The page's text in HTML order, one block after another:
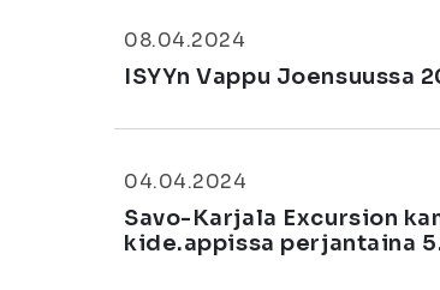
08.04.2024
ISYYn Vappu Joensuussa
04.04.2024
Savo-Karjala Excursion
kide.appissa perjantaina